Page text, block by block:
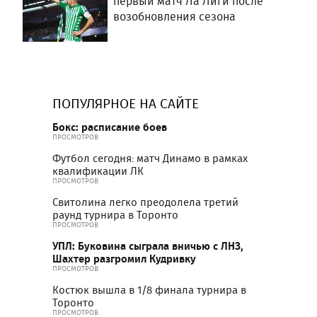
возобновления сезона
ПОПУЛЯРНОЕ НА САЙТЕ
Бокс: расписание боев
ПРОСМОТРОВ
Футбол сегодня: матч Динамо в рамках
квалификации ЛК
ПРОСМОТРОВ
Свитолина легко преодолела третий
раунд турнира в Торонто
ПРОСМОТРОВ
УПЛ: Буковина сыграла вничью с ЛНЗ,
Шахтер разгромил Кудривку
ПРОСМОТРОВ
Костюк вышла в 1/8 финала турнира в
Торонто
ПРОСМОТРОВ